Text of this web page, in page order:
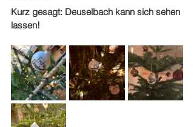
Kurz gesagt: Deuselbach kann sich sehen
lassen!